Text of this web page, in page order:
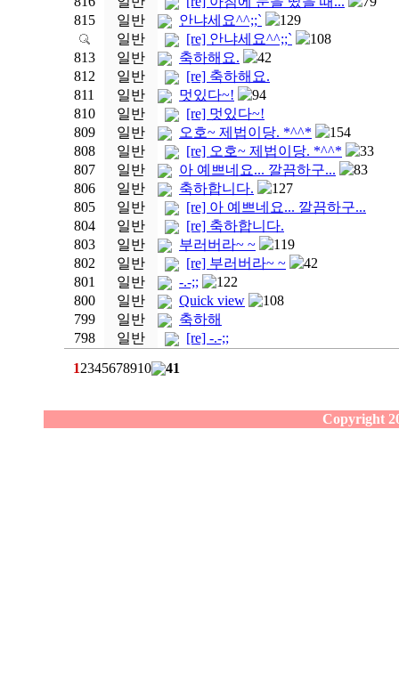
815
일반 안냐세요^^;;`
129
일반
[re] 안냐세요^^;;`
108
813
일반 축하해요.
42
812
일반
[re] 축하해요.
811
일반 멋있다~!
94
810
일반
[re] 멋있다~!
809
일반 오호~ 제법이당. *^^*
154
808
일반 [re] 오호~ 제법이당. *^^*
33
807
일반 아 예쁘네요... 깔끔하구...
83
806
일반 축하합니다.
127
805
일반
[re] 아 예쁘네요... 깔끔하구...
804
일반
[re] 축하합니다.
803
일반 부러버라~ ~
119
802
일반 [re] 부러버라~ ~
42
801
일반 -.-;;
122
800
일반 Quick view
108
799
일반
축하해
798
일반
[re] -.-;;
12345678910 41
Copyright